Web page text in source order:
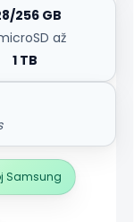
256 GB
až
1 TB
Samsung